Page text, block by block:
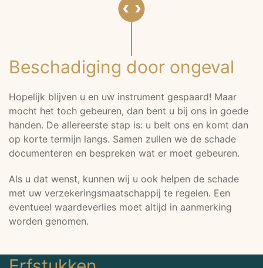
Beschadiging door ongeval
Hopelijk blijven u en uw instrument gespaard! Maar
mocht het toch gebeuren, dan bent u bij ons in goede
handen. De allereerste stap is: u belt ons en komt dan
op korte termijn langs. Samen zullen we de schade
documenteren en bespreken wat er moet gebeuren.
Als u dat wenst, kunnen wij u ook helpen de schade
met uw verzekeringsmaatschappij te regelen. Een
eventueel waardeverlies moet altijd in aanmerking
worden genomen.